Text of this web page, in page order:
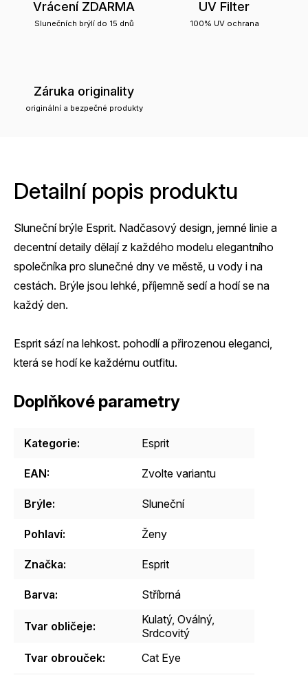
Vrácení ZDARMA
Slunečních brýlí do 15 dnů
UV Filter
100% UV ochrana
Záruka originality
originální a bezpečné produkty
Detailní popis produktu
Sluneční brýle Esprit. Nadčasový design, jemné linie a
decentní detaily dělají z každého modelu elegantního
společníka pro slunečné dny ve městě, u vody i na
cestách. Brýle jsou lehké, příjemně sedí a hodí se na
každý den.
Esprit sází na lehkost. pohodlí a přirozenou eleganci,
která se hodí ke každému outfitu.
Doplňkové parametry
Kategorie: Esprit
EAN: Zvolte variantu
Brýle: Sluneční
Pohlaví: Ženy
Značka: Esprit
Barva: Stříbrná
Tvar obličeje: Kulatý, Oválný,
Srdcovitý
Tvar obrouček: Cat Eye